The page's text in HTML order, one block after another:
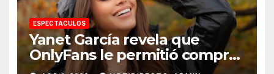
ESPECTACULOS
Yanet García revela que
OnlyFans le permitió comprar
un departamento en